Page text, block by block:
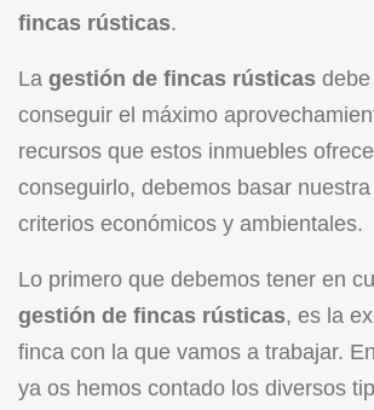
fincas rústicas.
La gestión de fincas rústicas
conseguir el máximo
recursos que estos inmuebles
conseguirlo, debemos basar
criterios económicos y ambientales.
Lo primero que debemos tener en
gestión de fincas rústicas, es la
finca con la que vamos a trabajar.
ya os hemos contado los diversos